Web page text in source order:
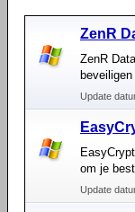
ZenR
ZenR
Update
om je
Update